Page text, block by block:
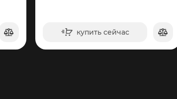
купить сейчас
в корзину